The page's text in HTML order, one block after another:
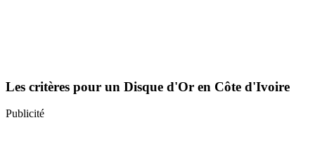
Les critères pour un Disque d'Or en Côte d'Ivoire
Publicité